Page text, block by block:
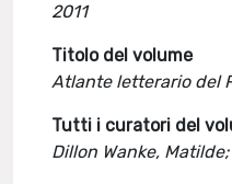
2011
Titolo del volume
Atlante letterario del
Tutti i curatori del
Dillon Wanke,